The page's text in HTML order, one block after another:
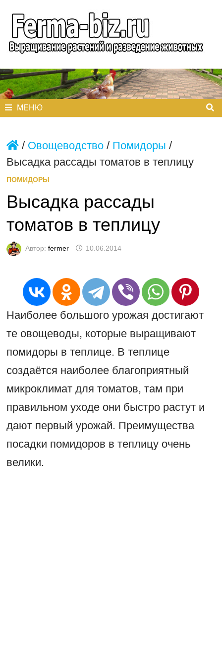
содержимому
МЕНЮ
/ Овощеводство/ Помидоры /
Высадка рассады томатов в теплицу
ПОМИДОРЫ
Высадка рассады
томатов в теплицу
Автор: fermer 10.06.2014
Наиболее большого урожая достигают
те овощеводы, которые выращивают
помидоры в теплице. В теплице
создаётся наиболее благоприятный
микроклимат для томатов, там при
правильном уходе они быстро растут и
дают первый урожай. Преимущества
посадки помидоров в теплицу очень
велики.